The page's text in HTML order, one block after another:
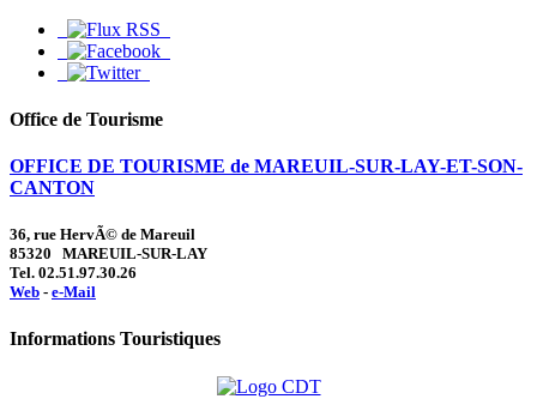
Office de Tourisme
OFFICE DE TOURISME de MAREUIL-SUR-LAY-ET-SON-
CANTON
36, rue HervÃ© de Mareuil
85320 MAREUIL-SUR-LAY
Tel. 02.51.97.30.26
Web - e-Mail
Informations Touristiques